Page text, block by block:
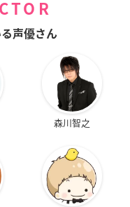
声優さん
森川智之